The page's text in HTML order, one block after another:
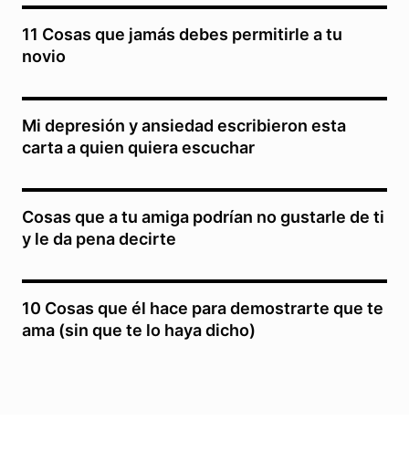
11 Cosas que jamás debes permitirle a tu
novio
Mi depresión y ansiedad escribieron esta
carta a quien quiera escuchar
Cosas que a tu amiga podrían no gustarle de ti
y le da pena decirte
10 Cosas que él hace para demostrarte que te
ama (sin que te lo haya dicho)